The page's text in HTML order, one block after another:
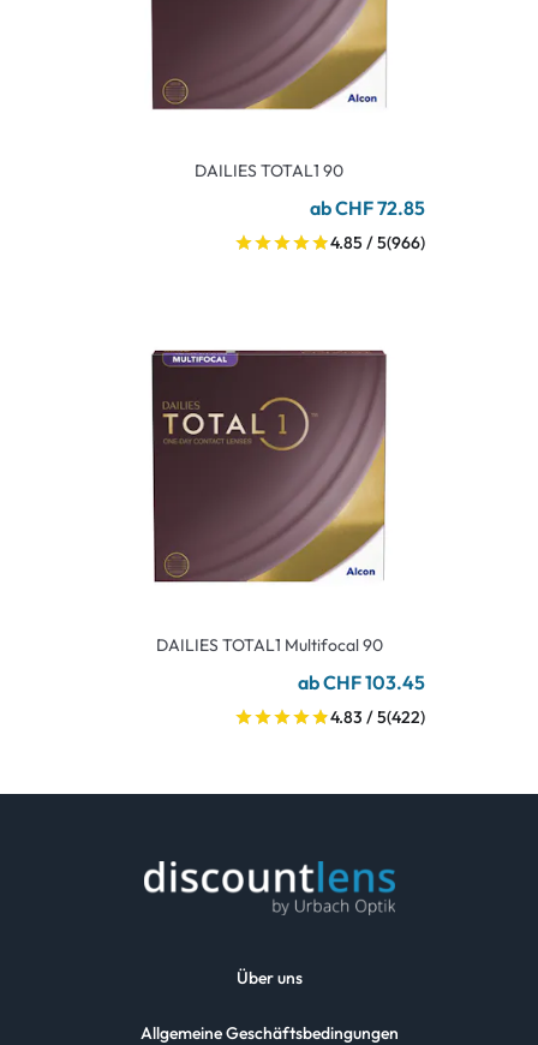
DAILIES TOTAL1 90
ab CHF 72.85
4.85 / 5(966)
DAILIES TOTAL1 Multifocal 90
ab CHF 103.45
4.83 / 5(422)
Über uns
Allgemeine Geschäftsbedingungen